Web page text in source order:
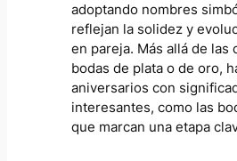
adoptando nombres
reflejan la solidez y
en pareja. Más allá de las
bodas de plata o de oro,
aniversarios con
interesantes, como las
que marcan una etapa